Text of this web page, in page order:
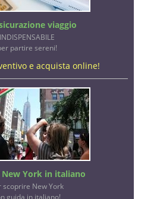
viaggio
INDISPENSABILE
partire sereni!
e acquista online!
New York in italiano
scoprire New York